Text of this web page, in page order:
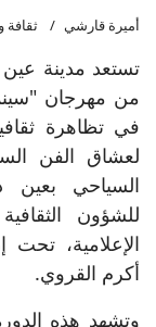
أميرة قارشي ثقافة
تستعد مدينة عين
في تظاهرة
لعشاق الفن
السياحي بعين
للشؤون
الإعلامية، تحت
أكرم القروي.
وتشهد هذه